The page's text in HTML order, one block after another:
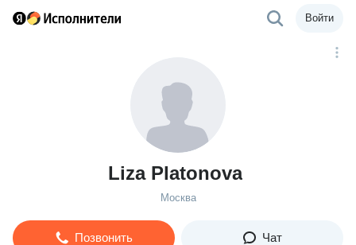
Войти
Liza Platonova
Москва
Позвонить Чат